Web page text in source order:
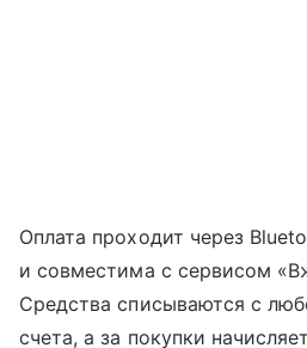
Оплата проходит через
и совместима с сервисом
Средства списываются с
счета, а за покупки